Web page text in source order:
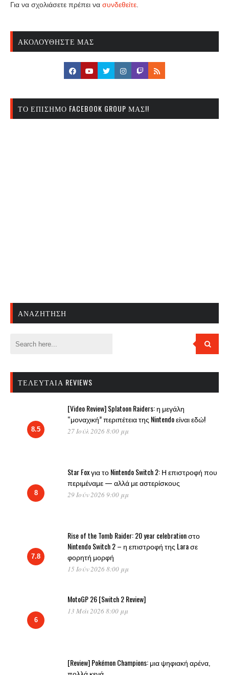
Για να σχολιάσετε πρέπει να συνδεθείτε
ΑΚΟΛΟΥΘΉΣΤΕ ΜΑΣ
ΤΟ ΕΠΊΣΗΜΟ FACEBOOK GROUP ΜΑΣ!!
ΑΝΑΖΉΤΗΣΗ
ΤΕΛΕΥΤΑΊΑ REVIEWS
8.5
[Video Review] Splatoon Raiders: η μεγάλη
“μοναχική” περιπέτεια της Nintendo είναι εδώ!
27 Ιούλ 2026 8:00 μμ
8
Star Fox για το Nintendo Switch 2: Η επιστροφή που
περιμέναμε — αλλά με αστερίσκους
29 Ιούν 2026 9:00 μμ
7.8
Rise of the Tomb Raider: 20 year celebration στο
Nintendo Switch 2 – η επιστροφή της Lara σε
φορητή μορφή
15 Ιούν 2026 8:00 μμ
6
MotoGP 26 [Switch 2 Review]
13 Μάι 2026 8:00 μμ
[Review] Pokémon Champions: μια ψηφιακή αρένα,